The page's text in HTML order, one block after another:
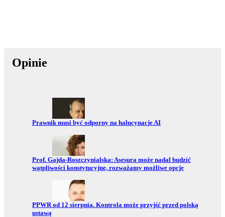
Opinie
Przejdź do:
Prawnik musi być odporny na halucynacje AI
Przejdź do:
Prof. Gajda-Roszczynialska: Asesura może nadal budzić
wątpliwości konstytucyjne, rozważamy możliwe opcje
Przejdź do:
PPWR od 12 sierpnia. Kontrola może przyjść przed polską
ustawą